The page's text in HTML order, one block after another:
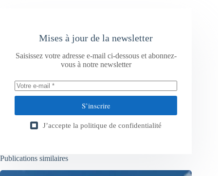
Mises à jour de la newsletter
Saisissez votre adresse e-mail ci-dessous et abonnez-
vous à notre newsletter
S’inscrire
J’accepte la politique de confidentialité
Publications similaires